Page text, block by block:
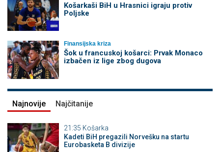
Košarkaši BiH u Hrasnici igraju protiv
Poljske
Finansijska kriza
Šok u francuskoj košarci: Prvak Monaco
izbačen iz lige zbog dugova
Najnovije Najčitanije
21:35 Košarka
Kadeti BiH pregazili Norvešku na startu
Eurobasketa B divizije